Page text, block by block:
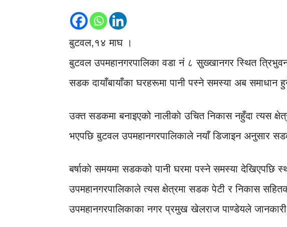
बुटवल,१४ माघ ।
बुटवल उपमहानगरपालिका वडा नं ८ सुख्खानगर स्थित
सडक दायाँबायाँका घरहरूमा पानी पस्ने समस्या अब समाधान
उक्त सडकमा बनाइएको नालीकाे उचित निकास नहुँदा त्यस
भएपछि बुटवल उपमहानगरपालिकाले नयाँ डिजाइन अनुसार
बर्षाकाे समयमा सडकको पानी घरमा पस्ने समस्या देखिएपछि
उपमहानगरपालिकाले त्यस क्षेत्रमा सडक पेटी र निकास
उपमहानगरपालिकाका नगर प्रमुख खेलराज पाण्डेयले जानकारी